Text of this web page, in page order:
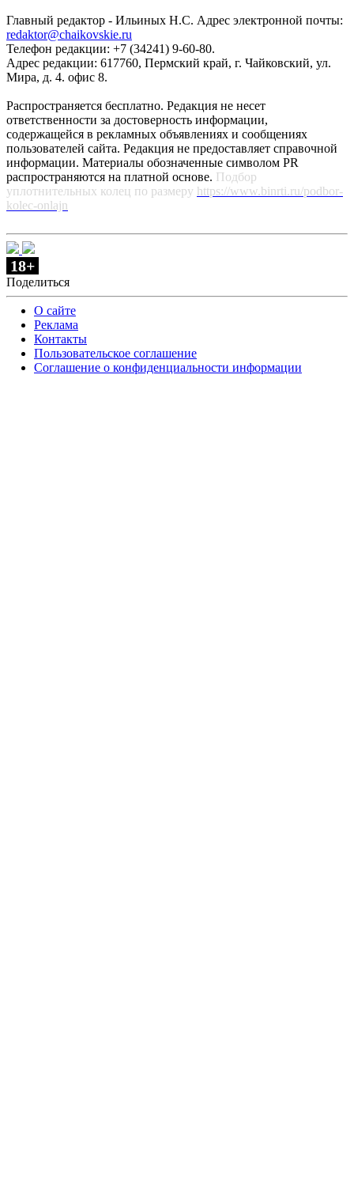
Главный редактор - Ильиных Н.С. Адрес электронной почты:
redaktor@chaikovskie.ru
Телефон редакции: +7 (34241) 9-60-80.
Адрес редакции: 617760, Пермский край, г. Чайковский, ул.
Мира, д. 4. офис 8.
Распространяется бесплатно. Редакция не несет
ответственности за достоверность информации,
содержащейся в рекламных объявлениях и сообщениях
пользователей сайта. Редакция не предоставляет справочной
информации. Материалы обозначенные символом PR
распространяются на платной основе. Подбор
уплотнительных колец по размеру https://www.binrti.ru/podbor-
kolec-onlajn
18+
Поделиться
О сайте
Реклама
Контакты
Пользовательское соглашение
Соглашение о конфиденциальности информации